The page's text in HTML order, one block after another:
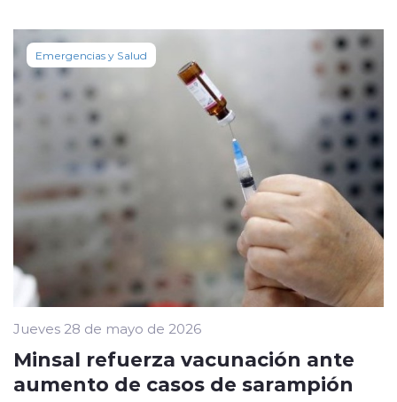
Emergencias y Salud
Jueves 28 de mayo de 2026
Minsal refuerza vacunación ante
aumento de casos de sarampión